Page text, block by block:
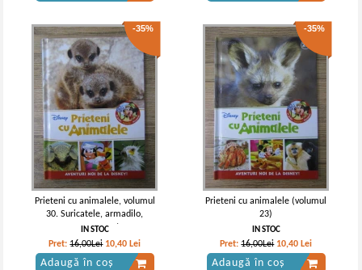
-35%
Prieteni cu animalele, volumul
30. Suricatele, armadilo,
pasarea secretar
IN STOC
Pret:16,00Lei 10,40 Lei
Adaugă în coș
-35%
Prieteni cu animalele (volumul
23)
IN STOC
Pret:16,00Lei 10,40 Lei
Adaugă în coș